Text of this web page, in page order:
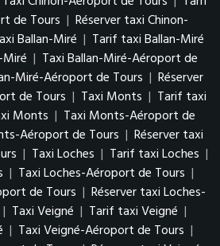
de Tours | Réserver taxi Chinon-
Ballan-Miré | Tarif taxi Ballan-Miré
| Taxi Ballan-Miré-Aéroport de
Miré-Aéroport de Tours | Réserver
de Tours | Taxi Monts | Tarif taxi
Monts | Taxi Monts-Aéroport de
Aéroport de Tours | Réserver taxi
| Taxi Loches | Tarif taxi Loches |
| Taxi Loches-Aéroport de Tours |
de Tours | Réserver taxi Loches-
| Taxi Veigné | Tarif taxi Veigné |
| Taxi Veigné-Aéroport de Tours |